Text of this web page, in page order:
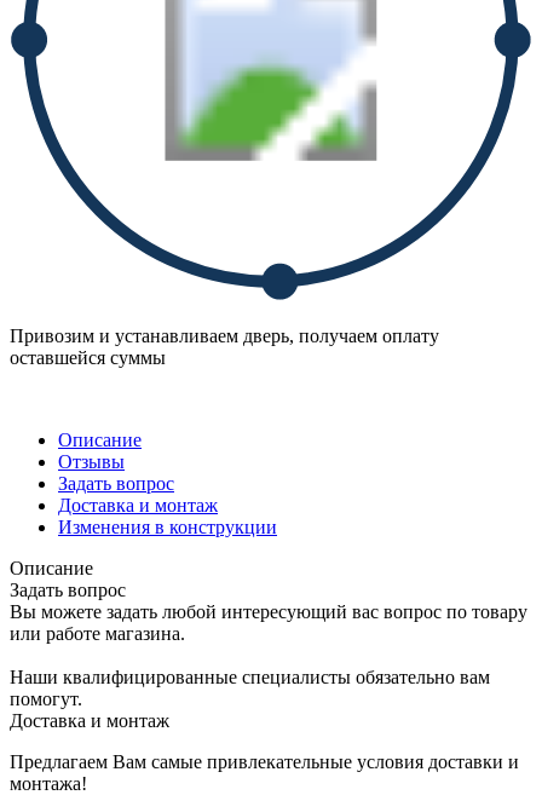
Привозим и устанавливаем дверь, получаем оплату
оставшейся суммы
Описание
Отзывы
Задать вопрос
Доставка и монтаж
Изменения в конструкции
Описание
Задать вопрос
Вы можете задать любой интересующий вас вопрос по товару
или работе магазина.
Наши квалифицированные специалисты обязательно вам
помогут.
Доставка и монтаж
Предлагаем Вам самые привлекательные условия доставки и
монтажа!